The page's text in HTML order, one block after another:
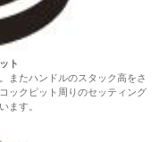
ト
またハンドルのスタック高をさ
ックピット周りのセッティング
ます。